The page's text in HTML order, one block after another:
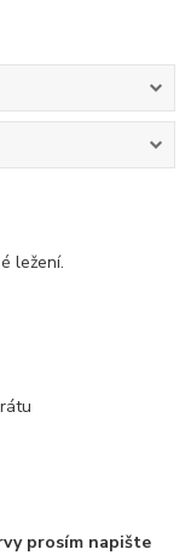
ležení.
prosím napište